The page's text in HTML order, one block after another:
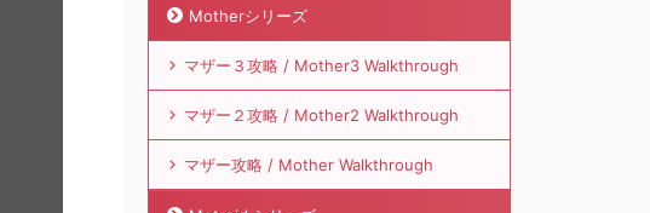
Motherシリーズ
マザー３攻略 / Mother3 Walkthrough
マザー２攻略 / Mother2 Walkthrough
マザー攻略 / Mother Walkthrough